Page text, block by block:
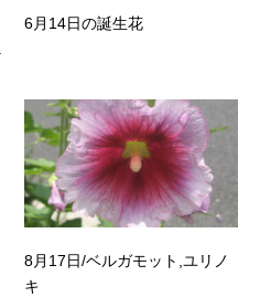
6月14日の誕生花
8月17日/ベルガモット,ユリノ
キ